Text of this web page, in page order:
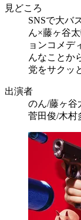
見どころ
SNSで大バ
ん×藤ヶ谷
ョンコメデ
んなことか
党をサクッ
出演者
のん/藤ヶ谷
菅田俊/木村